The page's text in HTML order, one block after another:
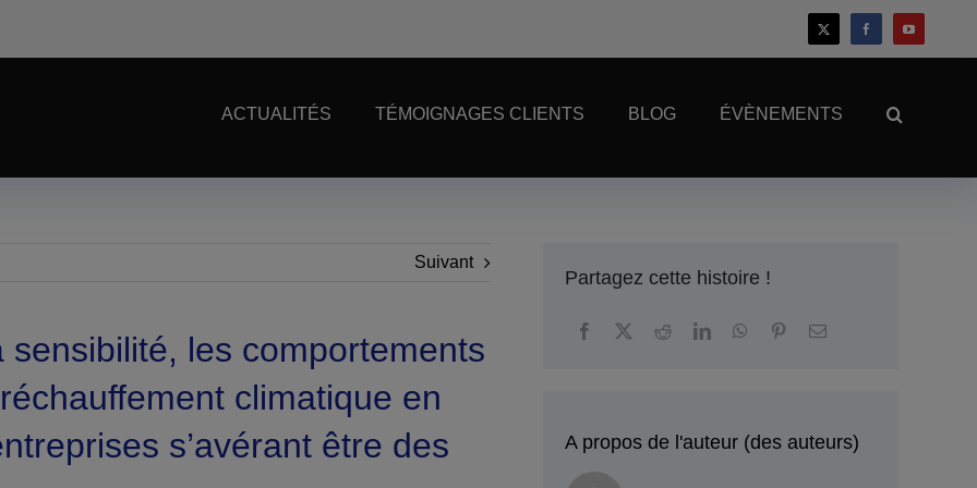
ACTUALITÉS TÉMOIGNAGES CLIENTS BLOG ÉVÈNEMENTS
Suivant
les comportements
climatique en
s’avérant être des
Partagez cette histoire !
A propos de l'auteur (des auteurs)